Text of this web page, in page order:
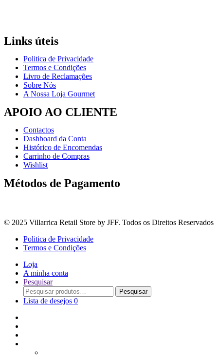
Links úteis
Politica de Privacidade
Termos e Condições
Livro de Reclamações
Sobre Nós
A Nossa Loja Gourmet
APOIO AO CLIENTE
Contactos
Dashboard da Conta
Histórico de Encomendas
Carrinho de Compras
Wishlist
Métodos de Pagamento
© 2025 Villarrica Retail Store by JFF. Todos os Direitos Reservados
Politica de Privacidade
Termos e Condições
Loja
A minha conta
Pesquisar
Procurar
por:
Pesquisar
Lista de desejos 0